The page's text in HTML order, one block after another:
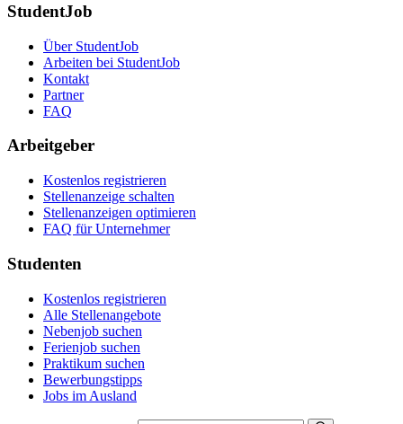
StudentJob
Über StudentJob
Arbeiten bei StudentJob
Kontakt
Partner
FAQ
Arbeitgeber
Kostenlos registrieren
Stellenanzeige schalten
Stellenanzeigen optimieren
FAQ für Unternehmer
Studenten
Kostenlos registrieren
Alle Stellenangebote
Nebenjob suchen
Ferienjob suchen
Praktikum suchen
Bewerbungstipps
Jobs im Ausland